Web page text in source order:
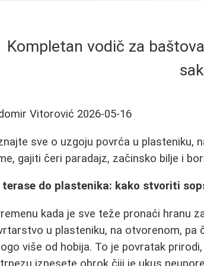
Kompletan vodič za
Vitorović 2026-05-16
sve o uzgoju povrća u plasteniku,
gajiti čeri paradajz, začinsko bilje i
terase do plastenika: kako stvoriti
kada je sve teže pronaći hranu
u plasteniku, na otvorenom, pa
više od hobija. To je povratak